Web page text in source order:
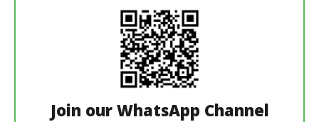
Join our WhatsApp Channel